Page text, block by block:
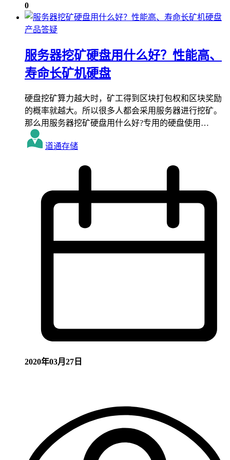
0
产品答疑
服务器挖矿硬盘用什么好？性能高、
寿命长矿机硬盘
硬盘挖矿算力越大时，矿工得到区块打包权和区块奖励
的概率就越大。所以很多人都会采用服务器进行挖矿。
那么用服务器挖矿硬盘用什么好?专用的硬盘使用…
道通存储
2020年03月27日